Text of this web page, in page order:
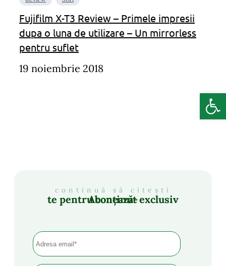
Fujifilm X-T3 Review – Primele impresii
dupa o luna de utilizare – Un mirrorless
pentru suflet
19 noiembrie 2018
continuă să citești
Abonează-te pentru conținut exclusiv